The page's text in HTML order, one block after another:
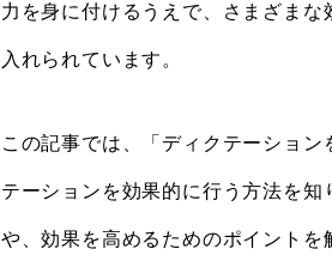
力を身に付けるうえで、さまざま
入れられています。
この記事では、「ディクテーショ
テーションを効果的に行う方法を
や、効果を高めるためのポイントを